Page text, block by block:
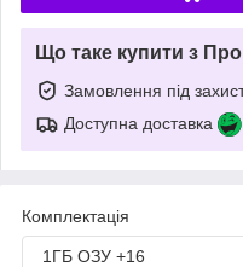
Що таке купити з
Замовлення під
Доступна доставка
Комплектація
1ГБ ОЗУ +16